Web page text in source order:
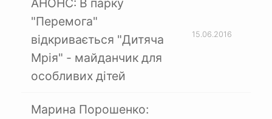
АНОНС: В парку
"Перемога"
відкривається "Дитяча
Мрія" - майданчик для
особливих дітей
15.06.2016
Марина Порошенко: